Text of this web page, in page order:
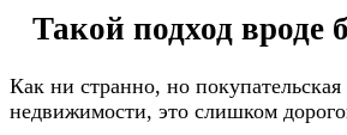
Такой подход вроде
Как ни странно, но
недвижимости, это слишком